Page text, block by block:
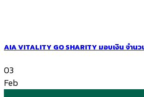
AIA VITALITY GO SHARITY มอบเงิน จำน
03
Feb